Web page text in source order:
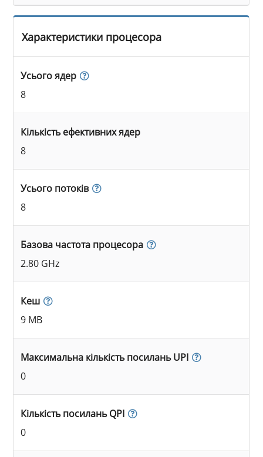
Характеристики процесора
Усього ядер
8
Кількість ефективних ядер
8
Усього потоків
8
Базова частота процесора
2.80 GHz
Кеш
9 MB
Максимальна кількість посилань UPI
0
Кількість посилань QPI
0